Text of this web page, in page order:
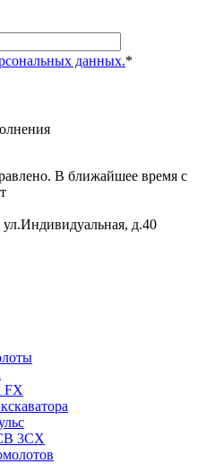
данных.*
В ближайшее время с
ул.Индивидуальная, д.40
FX
3CX